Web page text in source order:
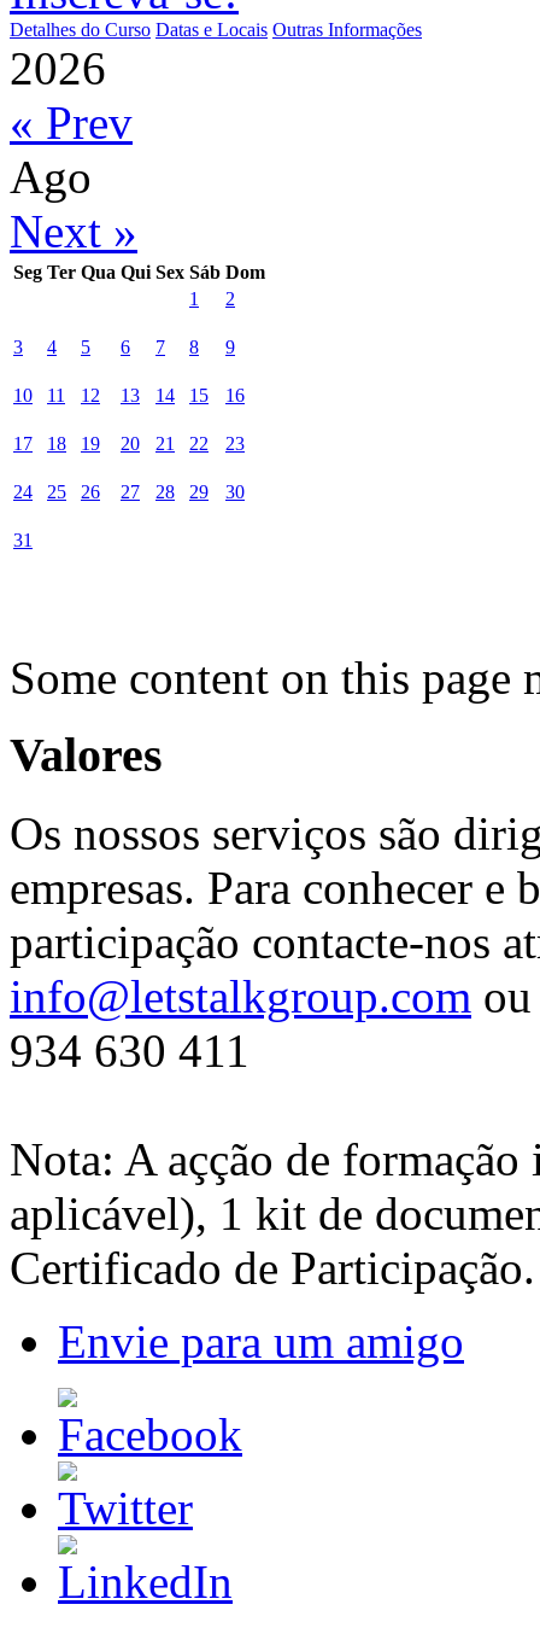
Detalhes do Curso Datas e Locais Outras Informações
2026
« Prev
Ago
Next »
Seg Ter Qua Qui Sex Sáb Dom
1
2
3 4 5 6 7 8 9
10 11 12 13 14 15 16
17 18 19 20 21 22 23
24 25 26 27 28 29 30
31
Some content on this page
Valores
Os nossos serviços são
empresas. Para conhecer e
participação contacte-nos
info@letstalkgroup.com
934 630 411
Nota: A açção de
aplicável), 1 kit de
Certificado de Participação.
Envie para um amigo